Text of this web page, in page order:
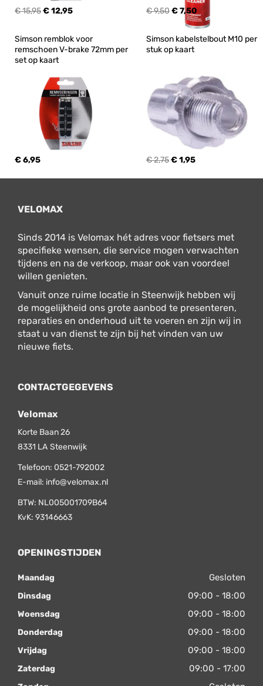
€ 15,95€ 12,95 € 9,50€ 7,50
Simson remblok voor
remschoen V-brake 72mm per
set op kaart
€ 6,95
Simson kabelstelbout M10 per
stuk op kaart
€ 2,75€ 1,95
VELOMAX
Sinds 2014 is Velomax hét adres voor fietsers met
specifieke wensen, die service mogen verwachten
tijdens en na de verkoop, maar ook van voordeel
willen genieten.
Vanuit onze ruime locatie in Steenwijk hebben wij
de mogelijkheid ons grote aanbod te presenteren,
reparaties en onderhoud uit te voeren en zijn wij in
staat u van dienst te zijn bij het vinden van uw
nieuwe fiets.
CONTACTGEGEVENS
Velomax
Korte Baan 26
8331 LA Steenwijk
Telefoon: 0521-792002
E-mail: info@velomax.nl
BTW: NL005001709B64
KvK: 93146663
OPENINGSTIJDEN
Maandag Gesloten
Dinsdag 09:00 - 18:00
Woensdag 09:00 - 18:00
Donderdag 09:00 - 18:00
Vrijdag 09:00 - 18:00
Zaterdag 09:00 - 17:00